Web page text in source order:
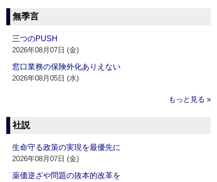
無季言
三つのPUSH
2026年08月07日 (金)
窓口業務の保険外化ありえない
2026年08月05日 (水)
もっと見る »
社説
生命守る政策の実現を最優先に
2026年08月07日 (金)
薬価逆ざや問題の抜本的改革を